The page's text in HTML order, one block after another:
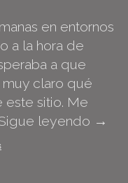
en entornos
a la hora de
a que
claro qué
sitio. Me
leyendo →